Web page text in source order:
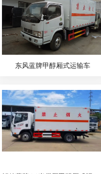
东风蓝牌甲醇厢式运输车